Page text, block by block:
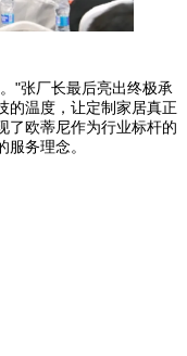
"张厂长最后亮出终极承
的温度，让定制家居真正
了欧蒂尼作为行业标杆的
务理念。